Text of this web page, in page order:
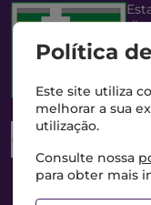
Esta
Director
Saraiva Cabral
Política
Este site utiliza
melhorar a sua
utilização.
Consulte nossa
para obter mais